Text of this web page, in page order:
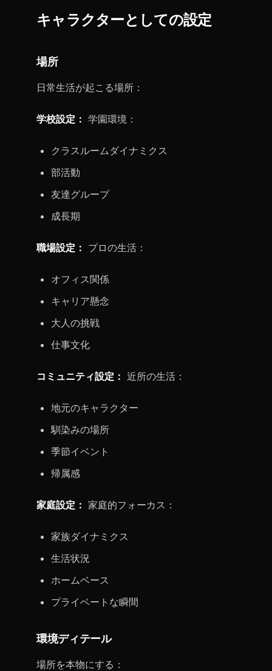
キャラクターとしての設定
場所
日常生活が起こる場所：
学校設定： 学園環境：
クラスルームダイナミクス
部活動
友達グループ
成長期
職場設定： プロの生活：
オフィス関係
キャリア懸念
大人の挑戦
仕事文化
コミュニティ設定： 近所の生活：
地元のキャラクター
馴染みの場所
季節イベント
帰属感
家庭設定： 家庭的フォーカス：
家族ダイナミクス
生活状況
ホームベース
プライベートな瞬間
環境ディテール
場所を本物にする：